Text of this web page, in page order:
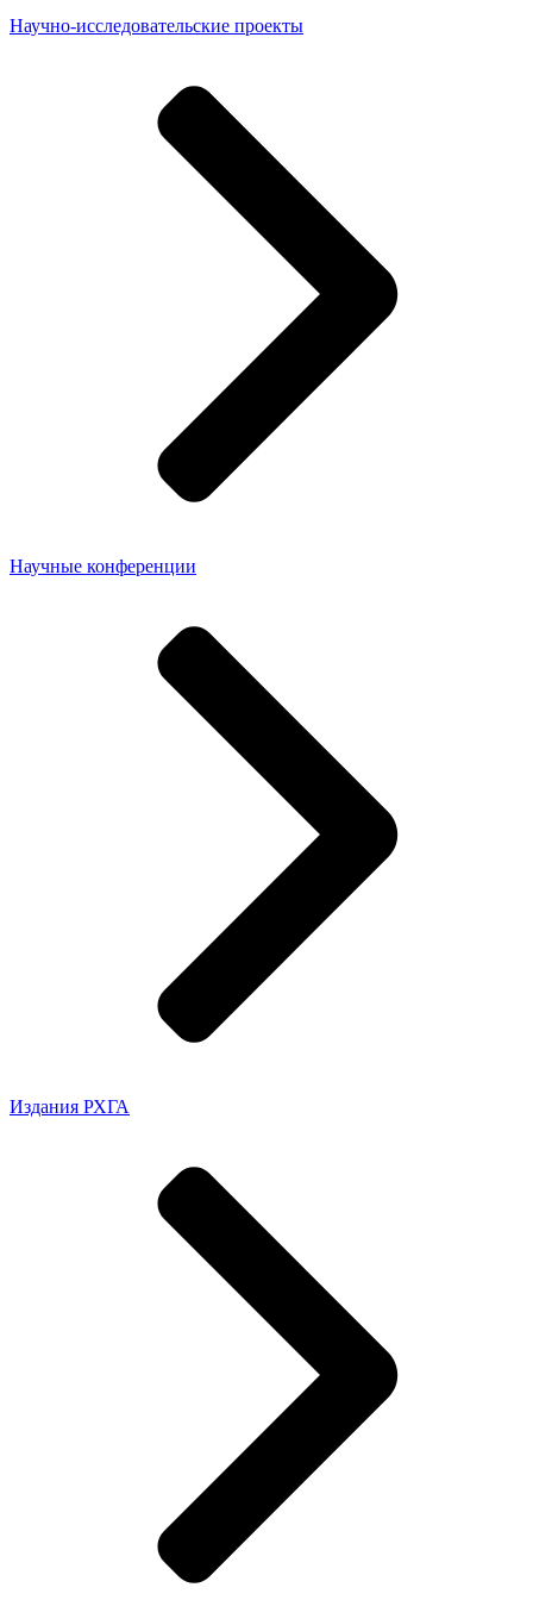
Научно-исследовательские проекты
Научные конференции
Издания РХГА